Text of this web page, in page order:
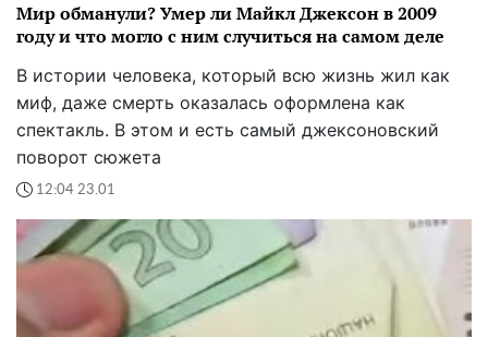
Мир обманули? Умер ли Майкл Джексон в 2009
году и что могло с ним случиться на самом деле
В истории человека, который всю жизнь жил как
миф, даже смерть оказалась оформлена как
спектакль. В этом и есть самый джексоновский
поворот сюжета
12:04 23.01